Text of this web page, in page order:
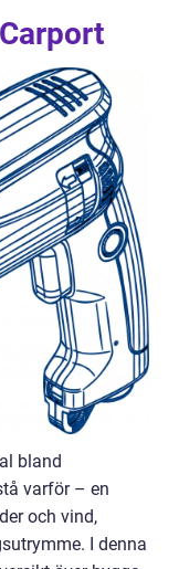
bland
varför – en
och vind,
I denna